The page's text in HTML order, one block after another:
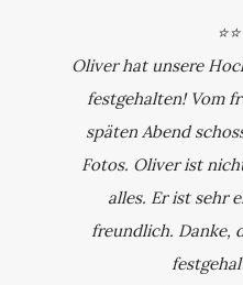
Oliver hat unsere
festgehalten! Vom
späten Abend
Fotos. Oliver ist
alles. Er ist sehr
freundlich. Danke,